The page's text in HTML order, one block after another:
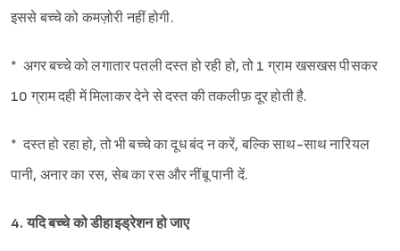
इससे बच्चे को कमज़ोरी नहीं होगी.
* अगर बच्चे को लगातार पतली दस्त हो रही हो, तो 1 ग्राम खसखस पीसकर
10 ग्राम दही में मिलाकर देने से दस्त की तकलीफ़ दूर होती है.
* दस्त हो रहा हो, तो भी बच्चे का दूध बंद न करें, बल्कि साथ-साथ नारियल
पानी, अनार का रस, सेब का रस और नींबू पानी दें.
4. यदि बच्चे को डीहाइड्रेशन हो जाए